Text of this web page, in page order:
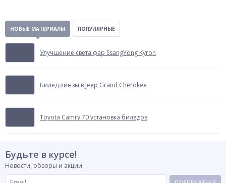
НОВЫЕ МАТЕРИАЛЫ ПОПУЛЯРНЫЕ
Улучшение света фар SsangYong Kyron
Билед линзы в Jeep Grand Cherokee
Toyota Camry 70 установка биледов
Будьте в курсе!
Новости, обзоры и акции